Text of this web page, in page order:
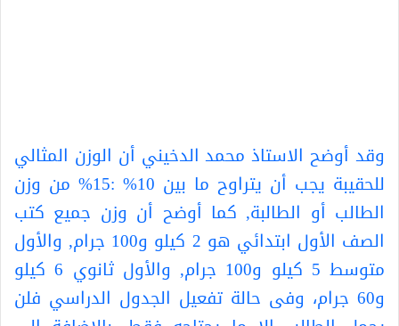
وقد أوضح الاستاذ محمد الدخيني أن الوزن المثالي
للحقيبة يجب أن يتراوح ما بين 10% :15% من وزن
الطالب أو الطالبة, كما أوضح أن وزن جميع كتب
الصف الأول ابتدائي هو 2 كيلو و100 جرام, والأول
متوسط 5 كيلو و100 جرام, والأول ثانوي 6 كيلو
و60 جرام، وفى حالة تفعيل الجدول الدراسي فلن